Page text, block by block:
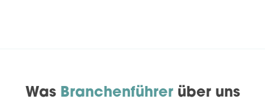
Was Branchenführerüber uns